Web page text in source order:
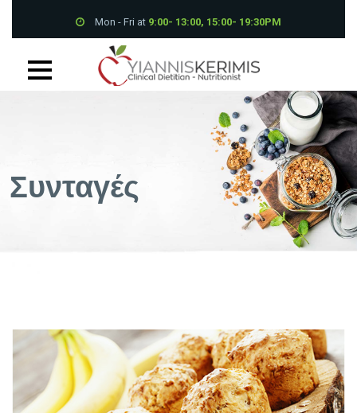
Mon - Fri at 9:00- 13:00, 15:00- 19:30PM
Petrou Tsirou 70, Pantheon House 001B 3075 Limassol
Συνταγές